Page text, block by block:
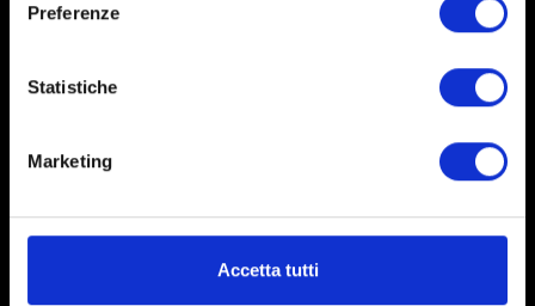
Preferenze
Statistiche
Marketing
Accetta tutti
Condizioni di utilizzo del sito
Cookie Policy